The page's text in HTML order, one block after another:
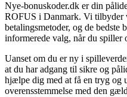
Nye-bonuskoder.dk er din
ROFUS i Danmark. Vi tilbyder
betalingsmetoder, og de bedste
informerede valg, når du spiller
Uanset om du er ny i
at du har adgang til sikre og
hjælpe dig med at få en tryg og
overensstemmelse med den